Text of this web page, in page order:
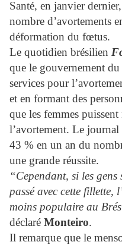
Santé, en janvier
nombre d’avortements
déformation du fœtus.
Le quotidien brésilien
que le gouvernement du
services pour
et en formant des
que les femmes
l’avortement. Le journal
43 % en un an du
une grande réussite.
“Cependant, si les gens
passé avec cette fillette,
moins populaire au
déclaré Monteiro.
Il remarque que le